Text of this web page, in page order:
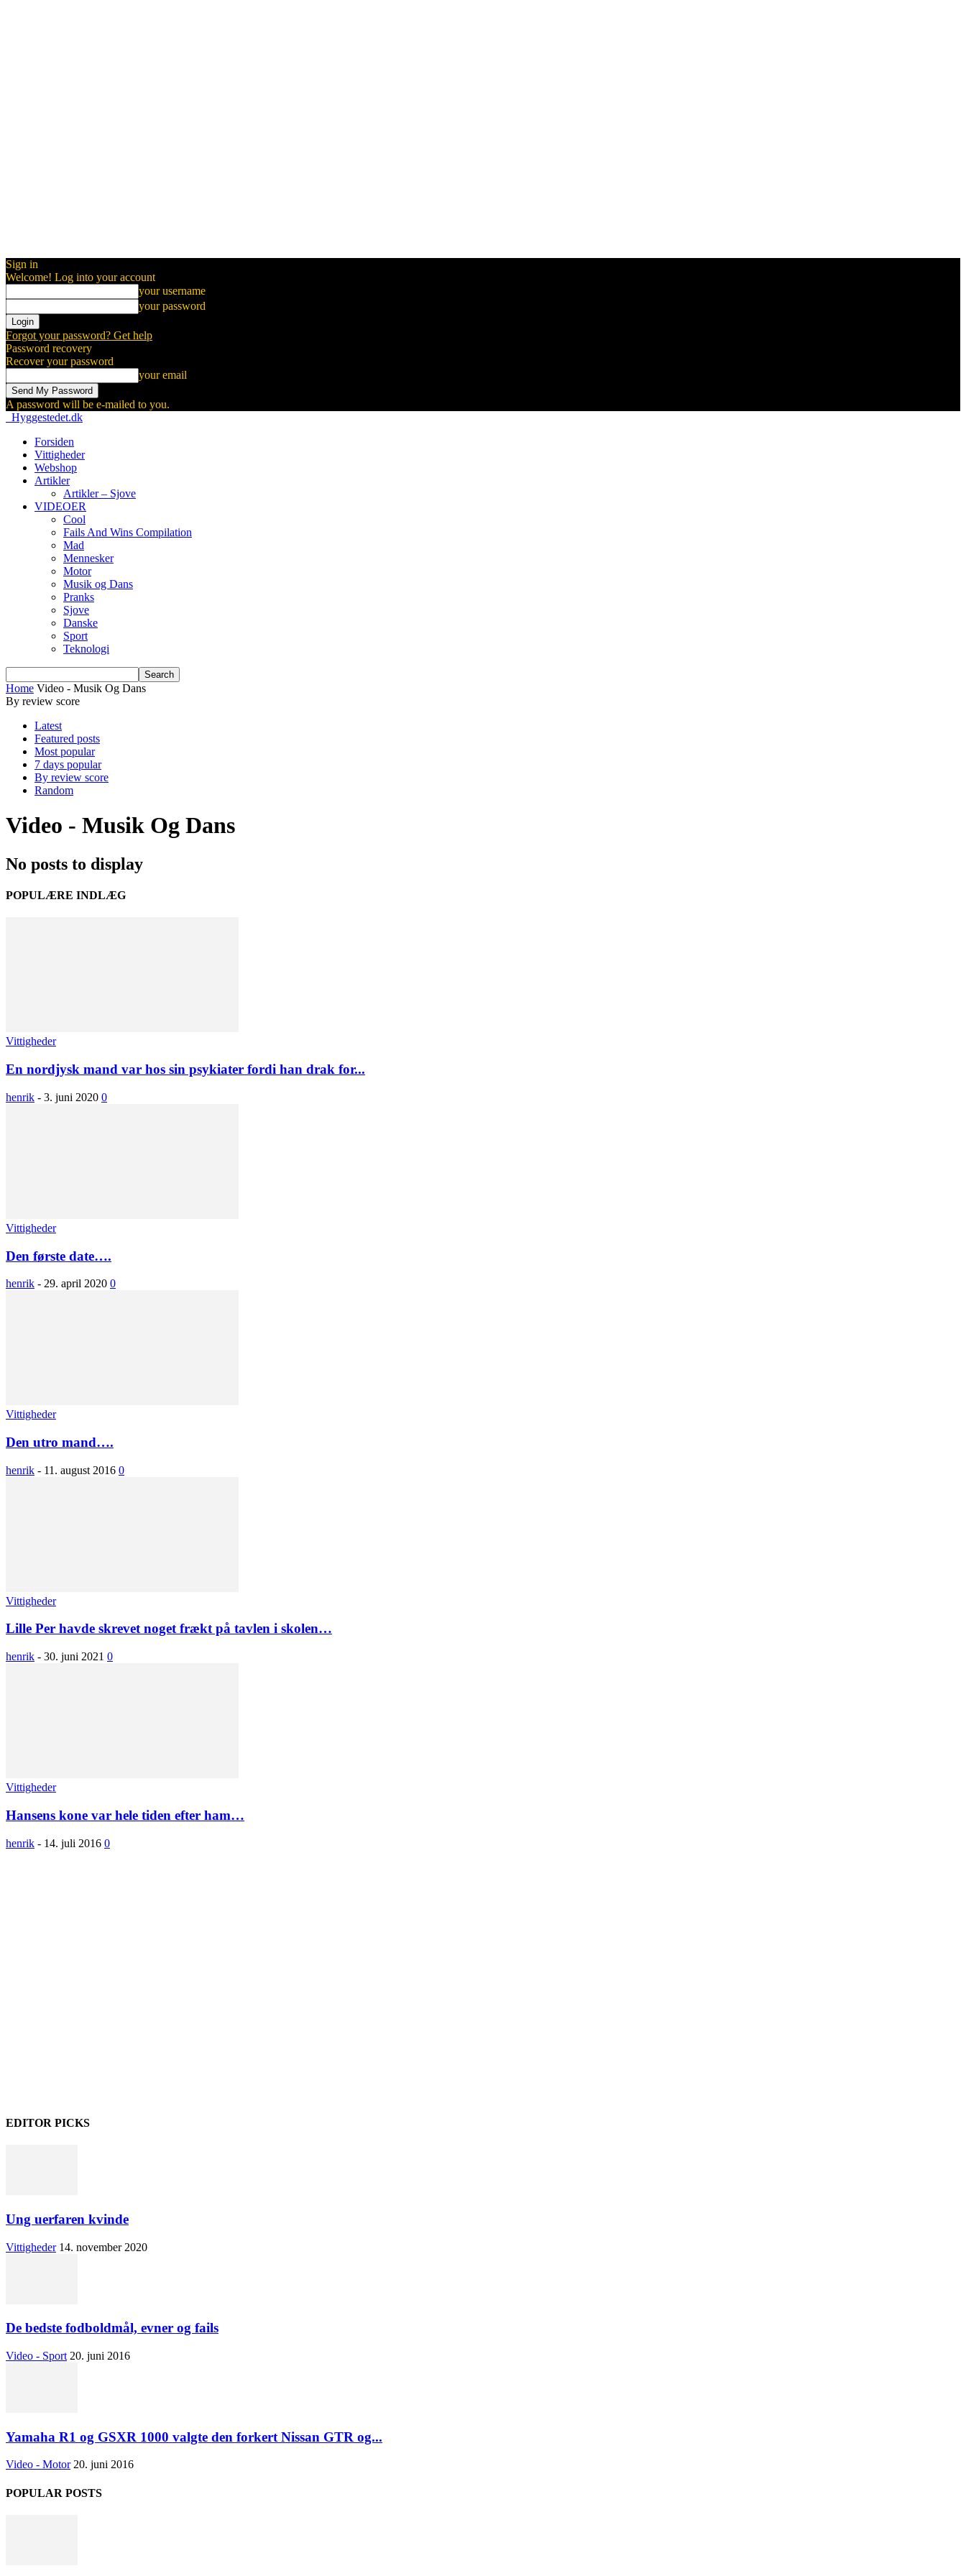
Sign in
Welcome! Log into your account
your username
your password
Forgot your password? Get help
Password recovery
Recover your password
your email
A password will be e-mailed to you.
Hyggestedet.dk
Forsiden
Vittigheder
Webshop
Artikler
Artikler – Sjove
VIDEOER
Cool
Fails And Wins Compilation
Mad
Mennesker
Motor
Musik og Dans
Pranks
Sjove
Danske
Sport
Teknologi
Home Video - Musik Og Dans
By review score
Latest
Featured posts
Most popular
7 days popular
By review score
Random
Video - Musik Og Dans
No posts to display
POPULÆRE INDLÆG
Vittigheder
En nordjysk mand var hos sin psykiater fordi han drak for...
henrik - 3. juni 2020 0
Vittigheder
Den første date….
henrik - 29. april 2020 0
Vittigheder
Den utro mand….
henrik - 11. august 2016 0
Vittigheder
Lille Per havde skrevet noget frækt på tavlen i skolen…
henrik - 30. juni 2021 0
Vittigheder
Hansens kone var hele tiden efter ham…
henrik - 14. juli 2016 0
EDITOR PICKS
Ung uerfaren kvinde
Vittigheder 14. november 2020
De bedste fodboldmål, evner og fails
Video - Sport 20. juni 2016
Yamaha R1 og GSXR 1000 valgte den forkert Nissan GTR og...
Video - Motor 20. juni 2016
POPULAR POSTS